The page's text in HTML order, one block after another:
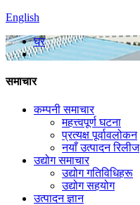
English
घर
समाचार
कम्पनी समाचार
महत्त्वपूर्ण घटना
प्रत्यक्ष पूर्वावलोकन
नयाँ उत्पादन रिलीज
उद्योग समाचार
उद्योग गतिविधिहरू
उद्योग सहयोग
उत्पादन ज्ञान